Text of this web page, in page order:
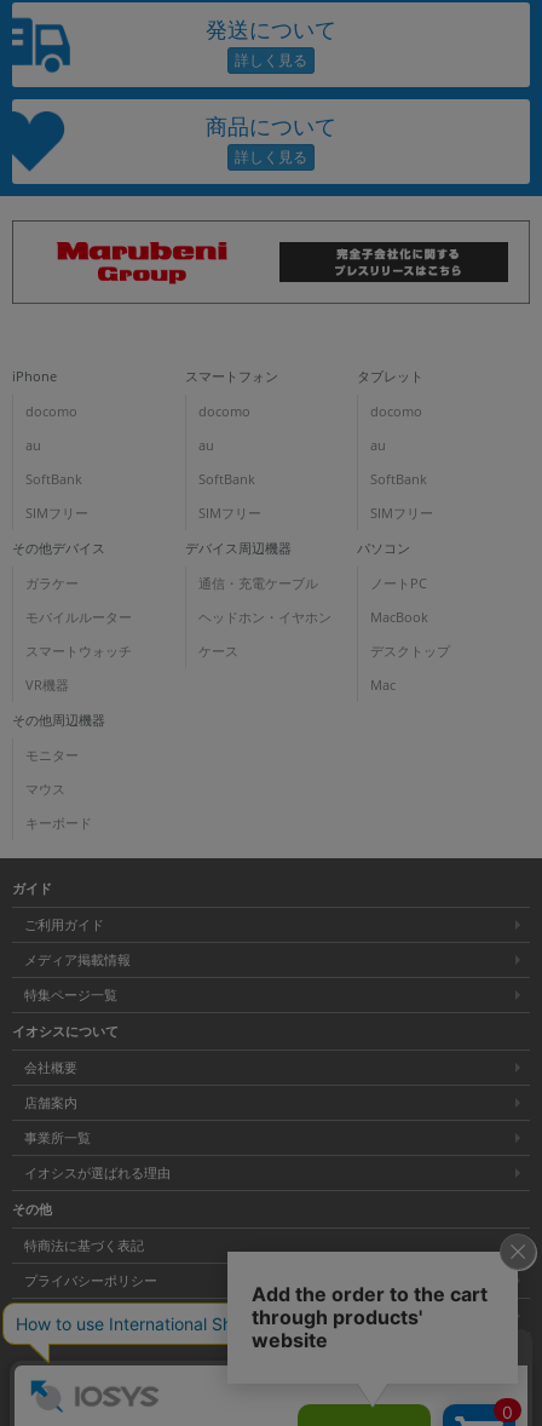
発送について
商品について
iPhone
docomo
au
SoftBank
SIMフリー
スマートフォン
docomo
au
SoftBank
SIMフリー
タブレット
docomo
au
SoftBank
SIMフリー
その他デバイス
ガラケー
モバイルルーター
スマートウォッチ
VR機器
デバイス周辺機器
通信・充電ケーブル
ヘッドホン・イヤホン
ケース
パソコン
ノートPC
MacBook
デスクトップ
Mac
その他周辺機器
モニター
マウス
キーボード
ガイド
ご利用ガイド
メディア掲載情報
特集ページ一覧
イオシスについて
会社概要
店舗案内
事業所一覧
イオシスが選ばれる理由
その他
特商法に基づく表記
プライバシーポリシー
サイトマップ